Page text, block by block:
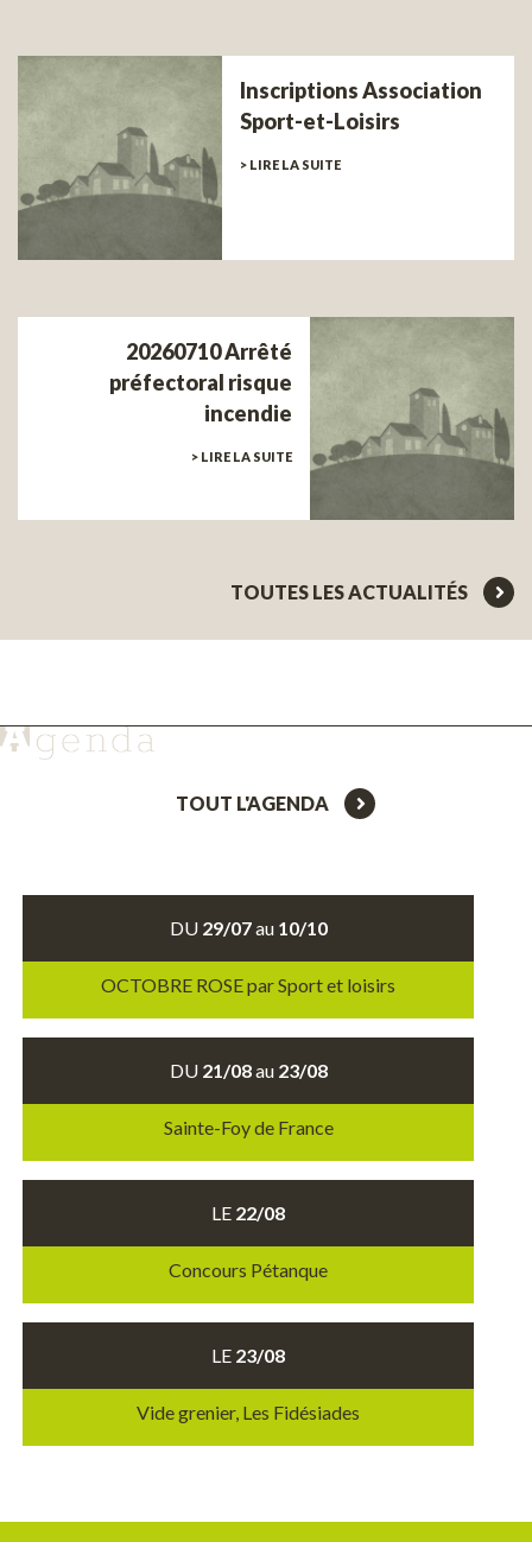
Inscriptions Association
Sport-et-Loisirs
> LIRE LA SUITE
20260710 Arrêté
préfectoral risque
incendie
> LIRE LA SUITE
TOUTES LES ACTUALITÉS
TOUT L'AGENDA
DU 29/07au 10/10
OCTOBRE ROSE par Sport et loisirs
DU 21/08au 23/08
Sainte-Foy de France
LE 22/08
Concours Pétanque
LE 23/08
Vide grenier, Les Fidésiades